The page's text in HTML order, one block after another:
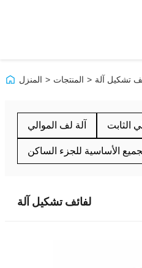
المنزل > المنتجات > تشكيل آلة
آلة لف الموالي الثابت
الأساسية للجزء الساكن
لفائف تشكيل آلة